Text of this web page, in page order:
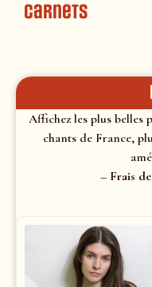
Carnets
Affichez les plus belles
chants de France,
– Frais